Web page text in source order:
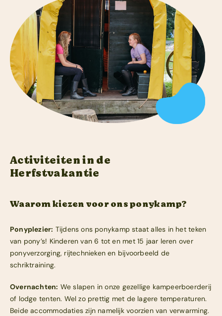
Meld je aan
Contact
Activiteiten in de
Herfstvakantie
Waarom kiezen voor ons ponykamp?
Ponyplezier: Tijdens ons ponykamp staat alles in het teken
van pony’s! Kinderen van 6 tot en met 15 jaar leren over
ponyverzorging, rijtechnieken en bijvoorbeeld de
schriktraining.
Overnachten: We slapen in onze gezellige kampeerboerderij
of lodge tenten. Wel zo prettig met de lagere temperaturen.
Beide accommodaties zijn namelijk voorzien van verwarming.